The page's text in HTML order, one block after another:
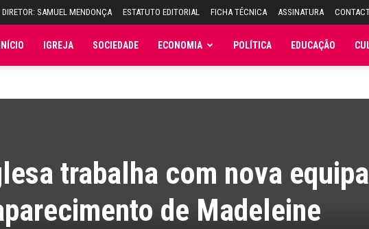
DIRETOR: SAMUEL MENDONÇA ESTATUTO EDITORIAL FICHA TÉCNICA ASSINATURA
INÍCIO IGREJA SOCIEDADE ECONOMIA POLÍTICA EDUCAÇÃO
trabalha com nova
de Madeleine